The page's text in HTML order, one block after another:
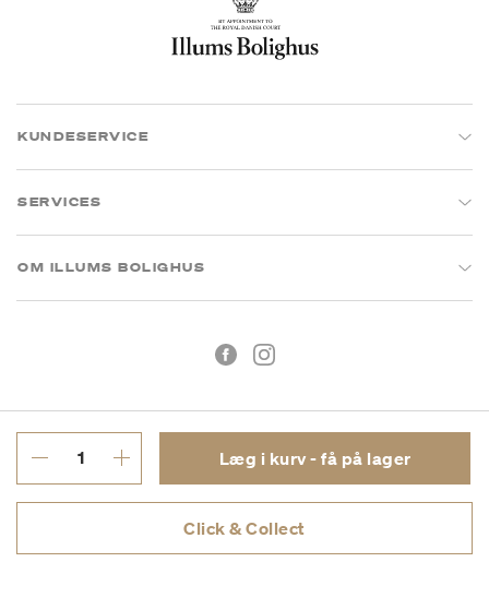
Læg i kurv - få på lager
Click & Collect
KUNDESERVICE
SERVICES
OM ILLUMS BOLIGHUS
CVR: 26573394